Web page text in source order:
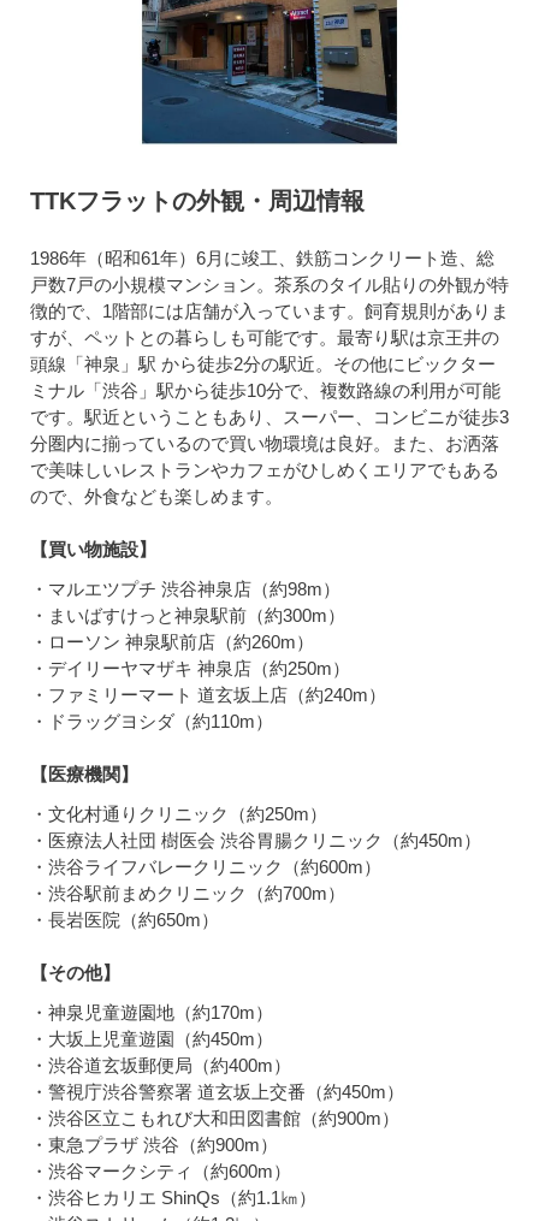
TTKフラットの外観・周辺情報
1986年（昭和61年）6月に竣工、鉄筋コンクリート造、総
戸数7戸の小規模マンション。茶系のタイル貼りの外観が特
徴的で、1階部には店舗が入っています。飼育規則がありま
すが、ペットとの暮らしも可能です。最寄り駅は京王井の
頭線「神泉」駅 から徒歩2分の駅近。その他にビックター
ミナル「渋谷」駅から徒歩10分で、複数路線の利用が可能
です。駅近ということもあり、スーパー、コンビニが徒歩3
分圏内に揃っているので買い物環境は良好。また、お洒落
で美味しいレストランやカフェがひしめくエリアでもある
ので、外食なども楽しめます。
【買い物施設】
・マルエツプチ 渋谷神泉店（約98m）
・まいばすけっと神泉駅前（約300m）
・ローソン 神泉駅前店（約260m）
・デイリーヤマザキ 神泉店（約250m）
・ファミリーマート 道玄坂上店（約240m）
・ドラッグヨシダ（約110m）
【医療機関】
・文化村通りクリニック（約250m）
・医療法人社団 樹医会 渋谷胃腸クリニック（約450m）
・渋谷ライフバレークリニック（約600m）
・渋谷駅前まめクリニック（約700m）
・長岩医院（約650m）
【その他】
・神泉児童遊園地（約170m）
・大坂上児童遊園（約450m）
・渋谷道玄坂郵便局（約400m）
・警視庁渋谷警察署 道玄坂上交番（約450m）
・渋谷区立こもれび大和田図書館（約900m）
・東急プラザ 渋谷（約900m）
・渋谷マークシティ（約600m）
・渋谷ヒカリエ ShinQs（約1.1㎞）